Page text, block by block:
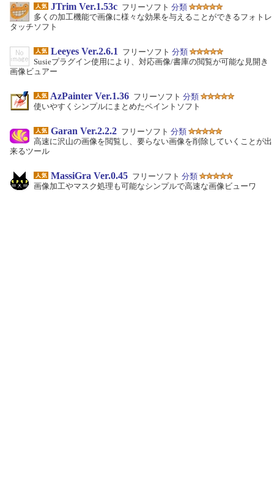
JTrim Ver.1.53c フリーソフト 分類
多くの加工機能で画像に様々な効果を与えることができるフォトレ
タッチソフト
Leeyes Ver.2.6.1 フリーソフト 分類
Susieプラグイン使用により、対応画像/書庫の閲覧が可能な見開き
画像ビュアー
AzPainter Ver.1.36 フリーソフト 分類
使いやすくシンプルにまとめたペイントソフト
Garan Ver.2.2.2 フリーソフト 分類
高速に沢山の画像を閲覧し、要らない画像を削除していくことが出
来るツール
MassiGra Ver.0.45 フリーソフト 分類
画像加工やマスク処理も可能なシンプルで高速な画像ビューワ